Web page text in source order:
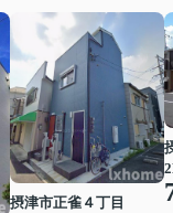
摂津市正雀４丁目